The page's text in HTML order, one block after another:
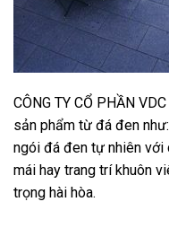
CÔNG TY CỔ PHẦN
sản phẩm từ đá đen như:
ngói đá đen tự nhiên
mái hay trang trí khuôn
trọng hài hòa.